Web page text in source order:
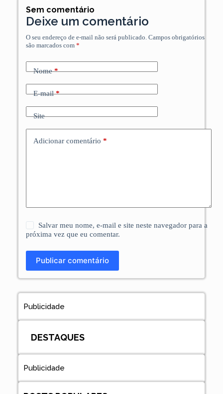
Sem comentário
Deixe um comentário
O seu endereço de e-mail não será publicado. Campos obrigatórios
são marcados com *
Nome*
E-mail*
Site
Adicionar comentário *
Salvar meu nome, e-mail e site neste navegador para a
próxima vez que eu comentar.
Publicar comentário
Publicidade
DESTAQUES
Publicidade